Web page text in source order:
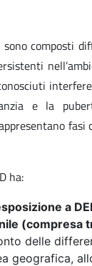
composti
e la
fasi
ha:
a
(compresa
delle
geografica,